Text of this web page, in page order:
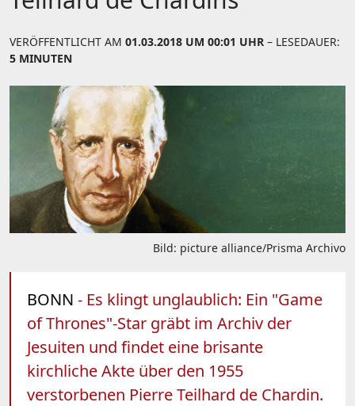
VERÖFFENTLICHT AM 01.03.2018 UM 00:01 UHR – LESEDAUER:
5 MINUTEN
Bild: picture alliance/Prisma Archivo
BONN - Es klingt unglaublich: Ein "Game
of Thrones"-Star gräbt im Archiv der
Jesuiten und findet eine brisante
kirchliche Akte über den 1955
verstorbenen Pierre Teilhard de Chardin.